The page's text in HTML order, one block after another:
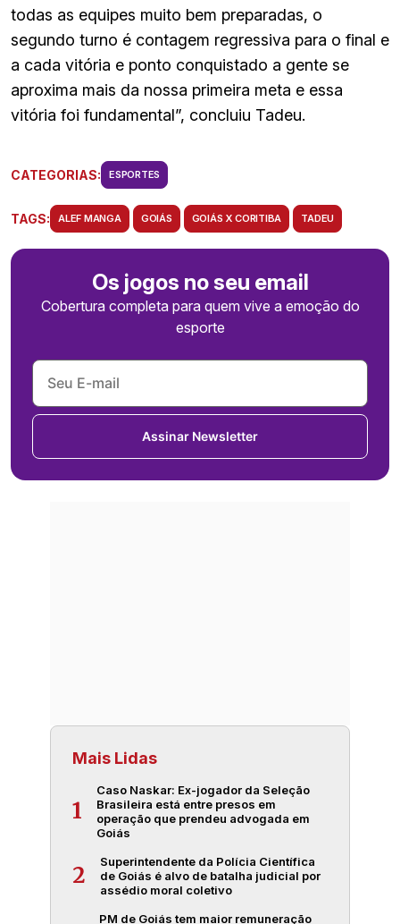
todas as equipes muito bem preparadas, o
segundo turno é contagem regressiva para o final e
a cada vitória e ponto conquistado a gente se
aproxima mais da nossa primeira meta e essa
vitória foi fundamental”, concluiu Tadeu.
CATEGORIAS: ESPORTES
TAGS: ALEF MANGA GOIÁS GOIÁS X CORITIBA TADEU
Os jogos no seu email
Cobertura completa para quem vive a emoção do
esporte
Assinar Newsletter
Mais Lidas
1
Caso Naskar: Ex-jogador da Seleção
Brasileira está entre presos em
operação que prendeu advogada em
Goiás
2
Superintendente da Polícia Científica
de Goiás é alvo de batalha judicial por
assédio moral coletivo
PM de Goiás tem maior remuneração